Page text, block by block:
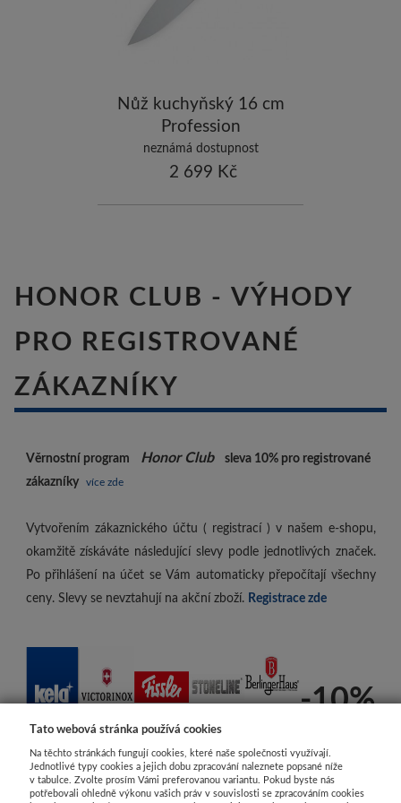
Nůž kuchyňský 16 cm
Profession
neznámá dostupnost
2 699 Kč
HONOR CLUB - VÝHODY
PRO REGISTROVANÉ
ZÁKAZNÍKY
Věrnostní program Honor Club sleva 10% pro registrované
zákazníky více zde
Vytvořením zákaznického účtu ( registrací ) v našem e-shopu,
okamžitě získáváte následující slevy podle jednotlivých značek.
Po přihlášení na účet se Vám automaticky přepočítají všechny
ceny. Slevy se nevztahují na akční zboží. Registrace zde
-10%
Tato webová stránka používá cookies
Na těchto stránkách fungují cookies, které naše společnosti využívají.
Jednotlivé typy cookies a jejich dobu zpracování naleznete popsané níže
v tabulce. Zvolte prosím Vámi preferovanou variantu. Pokud byste nás
potřebovali ohledně výkonu vašich práv v souvislosti se zpracováním cookies